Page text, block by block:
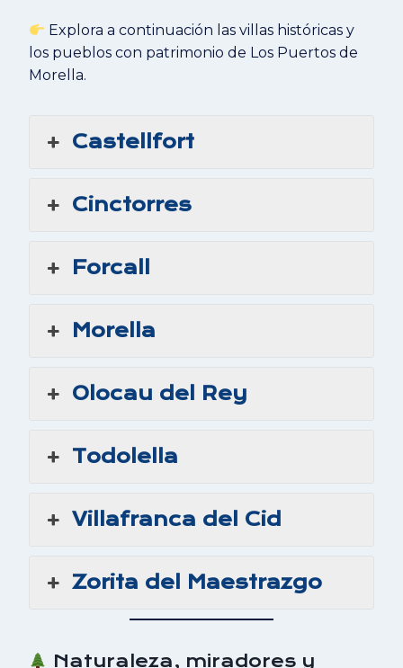
Explora a continuación las villas históricas y
los pueblos con patrimonio de Los Puertos de
Morella.
Castellfort
Cinctorres
Forcall
Morella
Olocau del Rey
Todolella
Villafranca del Cid
Zorita del Maestrazgo
Naturaleza, miradores y